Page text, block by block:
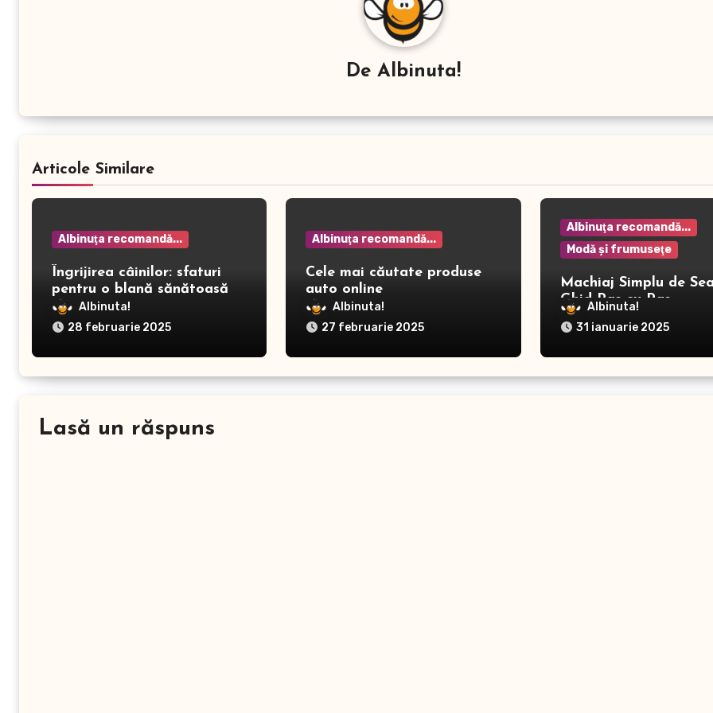
De Albinuta!
Articole Similare
Albinuţa recomandă...
Îngrijirea câinilor: sfaturi
pentru o blană sănătoasă și
prevenirea dermatitei
Albinuta!
28 februarie 2025
Albinuţa recomandă...
Cele mai căutate produse
auto online
Albinuta!
27 februarie 2025
Albinuţa recomandă...
Modă şi frumuseţe
Machiaj Simplu de
Ghid Pas cu Pas
Albinuta!
31 ianuarie 2025
Lasă un răspuns